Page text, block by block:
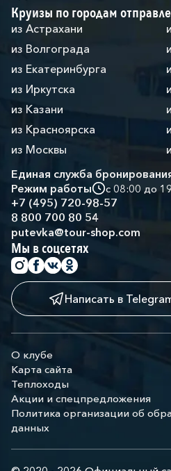
Круизы по городам
из Астрахани
из Волгограда
из Екатеринбурга
из Иркутска
из Казани
из Красноярска
из Москвы
Единая служба
Режим работы
с 08:00 до
+7 (495) 720-98-57
8 800 700 80 54
putevka@tour-shop.com
Мы в соцсетях
Написать в
О клубе
Карта сайта
Теплоходы
Акции и спецпредложения
Политика организации об
данных